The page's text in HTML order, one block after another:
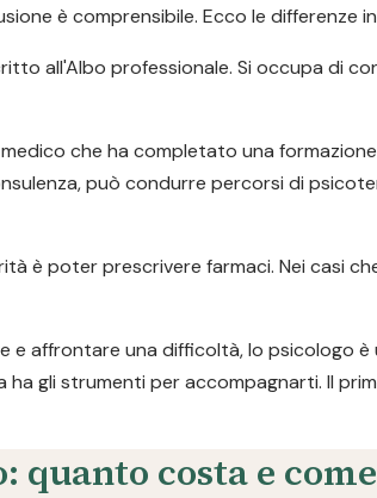
è comprensibile. Ecco le differenze
all'Albo professionale. Si occupa di
che ha completato una
può condurre percorsi di
è poter prescrivere farmaci. Nei casi
e affrontare una difficoltà, lo psicologo
gli strumenti per accompagnarti. Il
quanto costa e